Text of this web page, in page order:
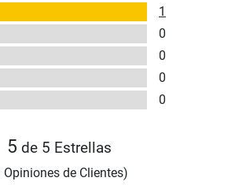
1
0
0
0
0
5 de 5 Estrellas
Opiniones de Clientes)